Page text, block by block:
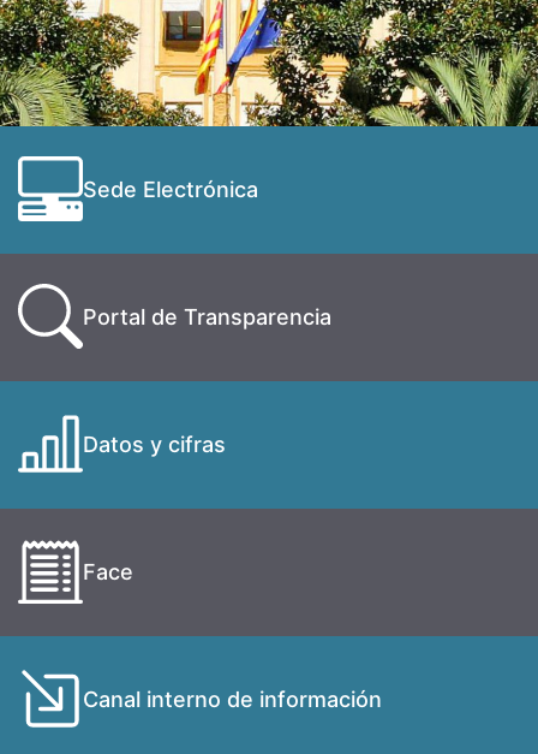
Sede Electrónica
Portal de Transparencia
Datos y cifras
Face
Canal interno de información